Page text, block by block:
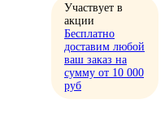
Участвует в
акции
Бесплатно
доставим любой
ваш заказ на
сумму от 10 000
руб